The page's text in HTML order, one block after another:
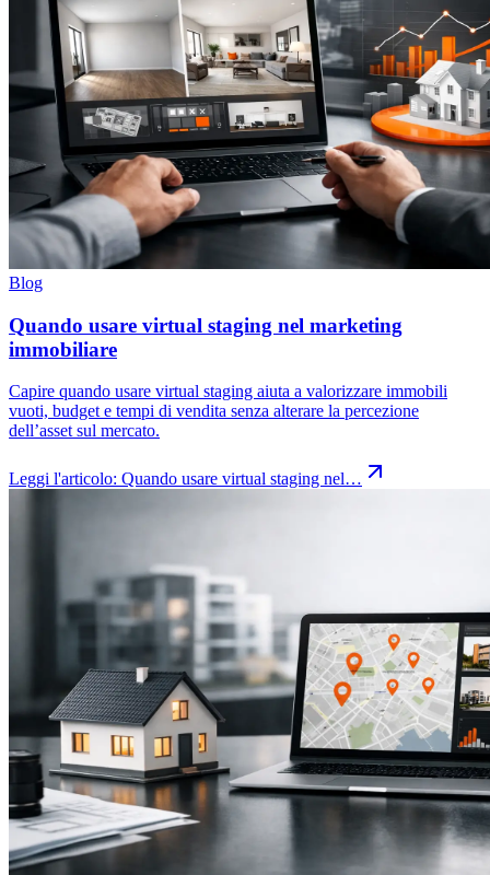
Blog
Quando usare virtual staging nel marketing
immobiliare
Capire quando usare virtual staging aiuta a valorizzare immobili
vuoti, budget e tempi di vendita senza alterare la percezione
dell’asset sul mercato.
Leggi l'articolo: Quando usare virtual staging nel…